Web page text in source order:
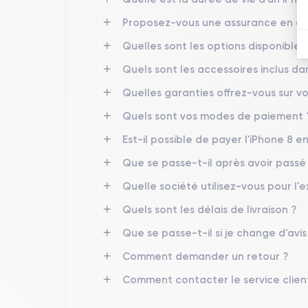
Passons maintenant aux caractéristiques physiques
Prise en main de l’iPhone 8
L'iPhone 8 a des dimensions de138.4 x 67.3 x 7.3
physique, conçu de manière ergonomique pour
l'écran est assez net et offre une bonne
Design de l'iPhone 8
L'iPhone 8 présente une esthétique épurée et
trois couleurs :
or, argent et gris sidéral
Le design de l'iPhone 8 se caractérise par une
lumineux et réfléchissant, faisant de l'appareil un
Proposez-vous une assurance en
Quelles sont les options
Quels sont les accessoires inclus
Quelles garanties offrez-vous sur
Quels sont vos modes de paiement
Est-il possible de payer l'iPhone 8
Que se passe-t-il après avoir
Quelle société utilisez-vous pour
Quels sont les délais de livraison ?
Que se passe-t-il si je change
Comment demander un retour ?
Comment contacter le service